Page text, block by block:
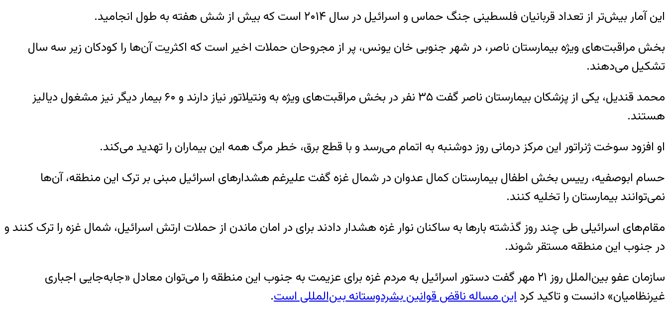
این آمار بیش‌تر از تعداد قربانیان فلسطینی جنگ حماس و اسرائیل در سال ۲۰۱۴ است که بیش از شش هفته به طول انجامید.
بخش مراقبت‌های ویژه بیمارستان ناصر، در شهر جنوبی خان یونس، پر از مجروحان حملات اخیر است که اکثریت آن‌ها را کودکان زیر سه سال
تشکیل می‌دهند.
محمد قندیل، یکی از پزشکان بیمارستان ناصر گفت ۳۵ نفر در بخش مراقبت‌های ویژه به ونتیلاتور نیاز دارند و ۶۰ بیمار دیگر نیز مشغول دیالیز
هستند.
او افزود سوخت ژنراتور این مرکز درمانی روز دوشنبه به اتمام می‌رسد و با قطع برق، خطر مرگ همه این بیماران را تهدید می‌کند.
حسام ابوصفیه، رییس بخش اطفال بیمارستان کمال عدوان در شمال غزه گفت علیرغم هشدارهای اسرائیل مبنی بر ترک این منطقه، آن‌ها
نمی‌توانند بیمارستان را تخلیه کنند.
مقام‌های اسرائیلی طی چند روز گذشته بارها به ساکنان نوار غزه هشدار دادند برای در امان ماندن از حملات ارتش اسرائیل، شمال غزه را ترک کنند و
در جنوب این منطقه مستقر شوند.
سازمان عفو بین‌الملل روز ۲۱ مهر گفت دستور اسرائیل به مردم غزه برای عزیمت به جنوب این منطقه را می‌توان معادل «جابه‌جایی اجباری
غیرنظامیان» دانست و تاکید کرداین مساله ناقض قوانین بشردوستانه بین‌المللی است.